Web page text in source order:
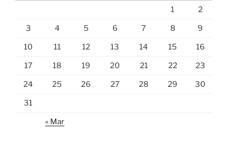
1 2
3 4 5 6 7 8 9
10 11 12 13 14 15 16
17 18 19 20 21 22 23
24 25 26 27 28 29 30
31
« Mar